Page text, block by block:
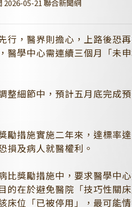
2026-05-21 聯合新聞網
行，醫界則擔心，上路後恐
醫學中心需連續三個月「未
整細節中，預計五月底完成
勵措施實施二年來，達標率
損及病人就醫權利。
比獎勵措施中，要求醫學中
的在於避免醫院「技巧性關
床位「已被停用」，最可能